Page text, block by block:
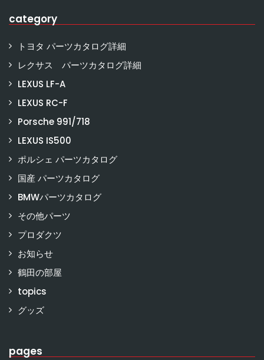
category
トヨタ パーツカタログ詳細
レクサス パーツカタログ詳細
LEXUS LF-A
LEXUS RC-F
Porsche 991/718
LEXUS IS500
ポルシェ パーツカタログ
国産 パーツカタログ
BMWパーツカタログ
その他パーツ
プロダクツ
お知らせ
鶴田の部屋
topics
グッズ
pages